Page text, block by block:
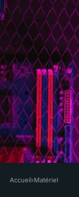
Accueil›Matériel